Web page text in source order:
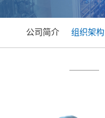
公司简介 组织架构